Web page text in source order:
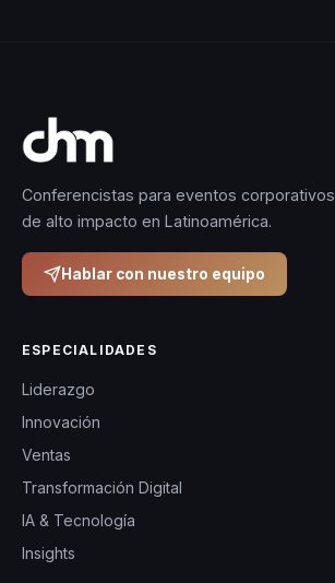
Conferencistas para eventos corporativos
de alto impacto en Latinoamérica.
Hablar con nuestro equipo
ESPECIALIDADES
Liderazgo
Innovación
Ventas
Transformación Digital
IA & Tecnología
Insights